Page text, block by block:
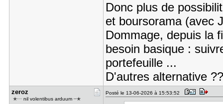
Donc plus de
et boursorama (avec
Dommage, depuis la
besoin basique :
portefeuille ...
D'autres alternative ??
zeroz
ㅤㅤ ✭┈ nil volentibus arduum ┈✭
Posté le 13-06-2026 à 15:53:52